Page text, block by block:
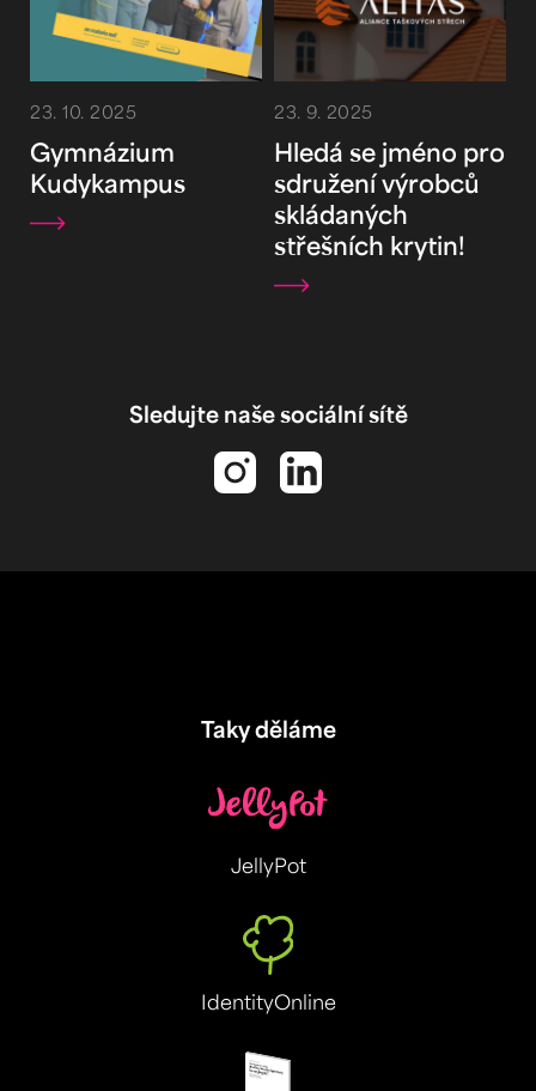
23. 10. 2025
Gymnázium
Kudykampus
23. 9. 2025
Hledá se jméno pro
sdružení výrobců
skládaných
střešních krytin!
Sledujte naše sociální sítě
Taky děláme
JellyPot
IdentityOnline